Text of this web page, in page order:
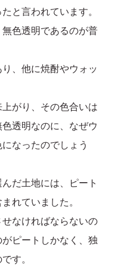
と言われています。
色透明であるのが普
、他に焼酎やウォッ
がり、その色合いは
透明なのに、なぜウ
なったのでしょう
だ土地には、ピート
れていました。
なければならないの
ピートしかなく、独
す。